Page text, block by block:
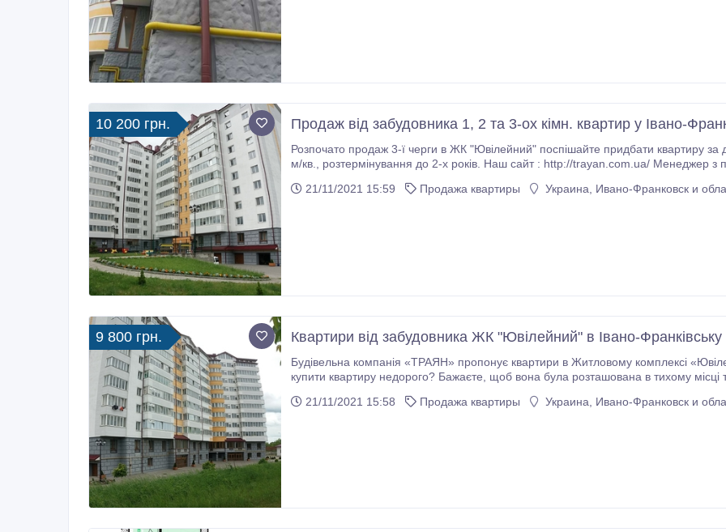
10 200 грн. Продаж від забудовника 1, 2 та 3-ох кімн. квартир у Івано-
Розпочато продаж 3-ї черги в ЖК "Ювілейний" поспішайте придбати квартиру за дуже вигідною ціною,
м/кв., розтермінування до 2-х років. Наш сайт : http://trayan.com.ua/
21/11/2021 15:59
Продажа квартиры Украина, Ивано-Франковск и
9 800 грн. Квартири від забудовника ЖК "Ювілейний" в Івано-Франківську
Будівельна компанія «ТРАЯН» пропонує квартири в Житловому комплексі
купити квартиру недорого? Бажаєте, щоб вона була розташована в тихому місці та зі зручним транспортним сполученням? Тоді
21/11/2021 15:58
Продажа квартиры Украина, Ивано-Франковск и